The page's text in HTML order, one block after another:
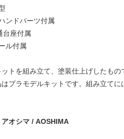
ンドパーツ付属
台座付属
ル付属
トを組み立て、塗装仕上げしたもの
プラモデルキットです。組み立てに
アオシマ / AOSHIMA